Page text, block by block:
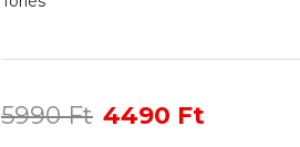
5990Ft Original
4490 Ft